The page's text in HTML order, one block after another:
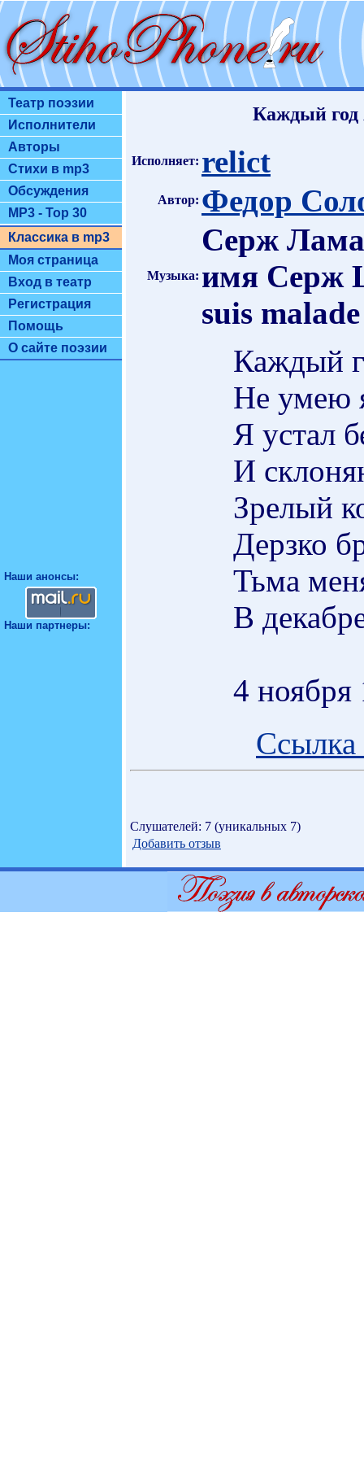
Театр поэзии
Исполнители
Авторы
Стихи в mp3
Обсуждения
MP3 - Top 30
Классика в mp3
Моя страница
Вход в театр
Регистрация
Помощь
О сайте поэзии
Наши анонсы:
Наши партнеры:
Каждый год
Исполняет: relict
Автор: Федор
Музыка:
Серж Лама
имя Серж
suis malade
Каждый
Не умею
Я устал
И
Зрелый
Дерзко
Тьма
В
4 ноября
Ссылка
Слушателей: 7 (уникальных 7)
Добавить отзыв